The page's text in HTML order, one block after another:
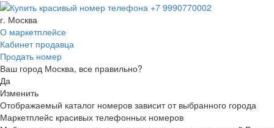
г. Москва
О маркетплейсе
Кабинет продавца
Продать номер
Ваш город Москва, все правильно?
Да
Изменить
Отображаемый каталог номеров зависит от выбранного города
Маркетплейс красивых телефонных номеров